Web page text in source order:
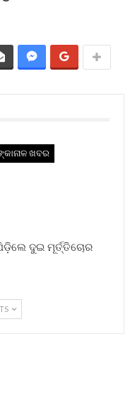
ଖବର
ଦୁଇ ମୂର୍ତ୍ତିଚୋର